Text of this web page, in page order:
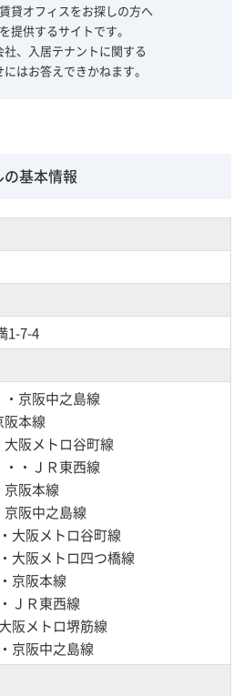
貸オフィスをお探しの方へ
提供するサイトです。
、入居テナントに関する
はお答えできかねます。
基本情報
1-7-4
京阪中之島線
阪本線
阪メトロ谷町線
・ＪＲ東西線
阪本線
阪中之島線
大阪メトロ谷町線
大阪メトロ四つ橋線
京阪本線
ＪＲ東西線
阪メトロ堺筋線
京阪中之島線